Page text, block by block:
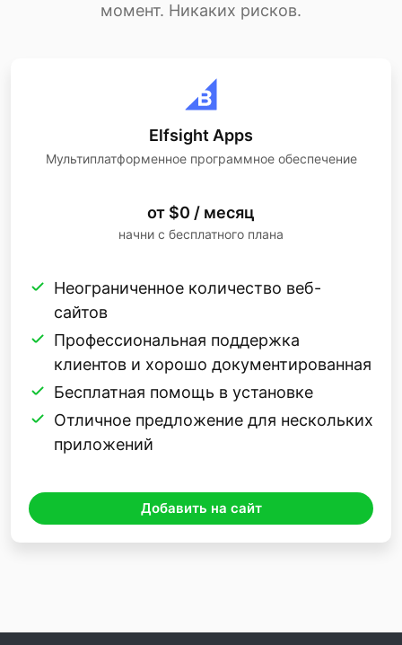
момент. Никаких рисков.
Elfsight Apps
Мультиплатформенное программное обеспечение
от $0 / месяц
начни с бесплатного плана
Неограниченное количество веб-
сайтов
Профессиональная поддержка
клиентов и хорошо документированная
Бесплатная помощь в установке
Отличное предложение для нескольких
приложений
Добавить на сайт